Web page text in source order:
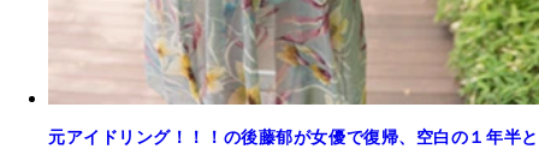
元アイドリング！！！の後藤郁が女優で復帰、空白の１年半と